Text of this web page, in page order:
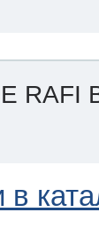
RAFI
в